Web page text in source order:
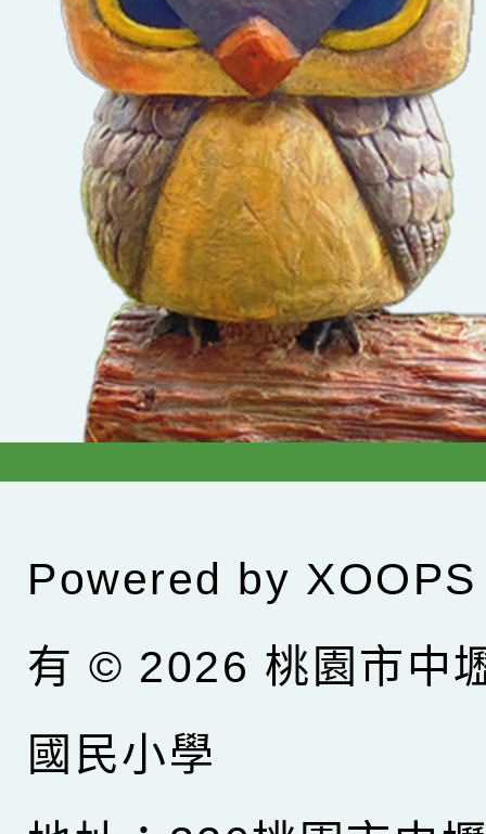
Powered by XOOPS
有 © 2026 桃園市中
國民小學